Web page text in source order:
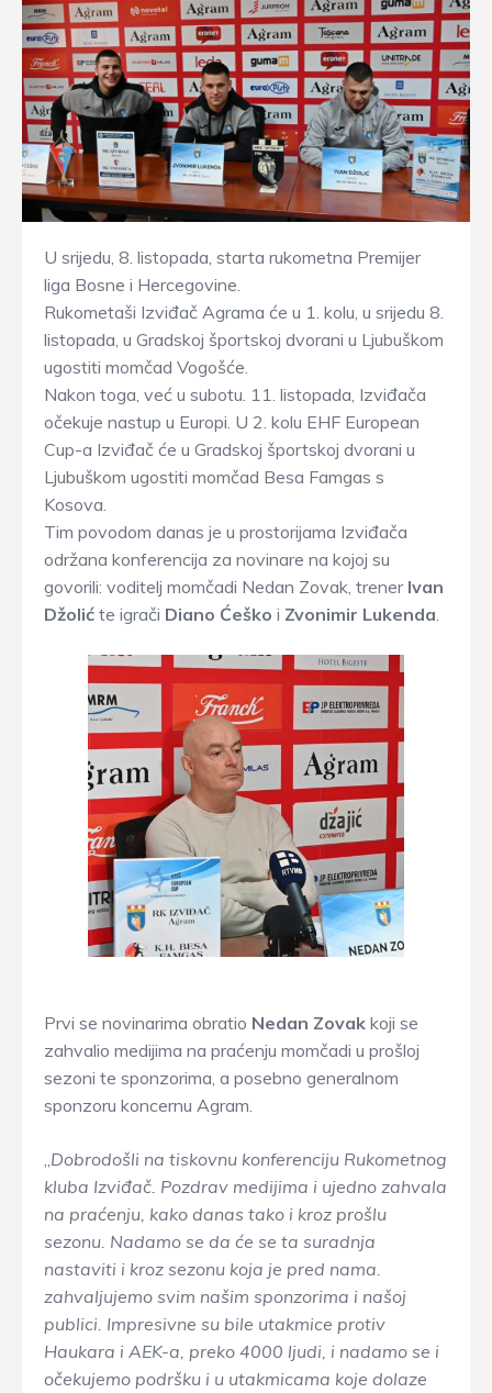
U srijedu, 8. listopada, starta rukometna Premijer
liga Bosne i Hercegovine.
Rukometaši Izviđač Agrama će u 1. kolu, u srijedu 8.
listopada, u Gradskoj športskoj dvorani u Ljubuškom
ugostiti momčad Vogošće.
Nakon toga, već u subotu. 11. listopada, Izviđača
očekuje nastup u Europi. U 2. kolu EHF European
Cup-a Izviđač će u Gradskoj športskoj dvorani u
Ljubuškom ugostiti momčad Besa Famgas s
Kosova.
Tim povodom danas je u prostorijama Izviđača
održana konferencija za novinare na kojoj su
govorili: voditelj momčadi Nedan Zovak, trener Ivan
Džolić te igrači Diano Ćeško i Zvonimir Lukenda.
Prvi se novinarima obratio Nedan Zovak koji se
zahvalio medijima na praćenju momčadi u prošloj
sezoni te sponzorima, a posebno generalnom
sponzoru koncernu Agram.
„Dobrodošli na tiskovnu konferenciju Rukometnog
kluba Izviđač. Pozdrav medijima i ujedno zahvala
na praćenju, kako danas tako i kroz prošlu
sezonu. Nadamo se da će se ta suradnja
nastaviti i kroz sezonu koja je pred nama.
zahvaljujemo svim našim sponzorima i našoj
publici. Impresivne su bile utakmice protiv
Haukara i AEK-a, preko 4000 ljudi, i nadamo se i
očekujemo podršku i u utakmicama koje dolaze